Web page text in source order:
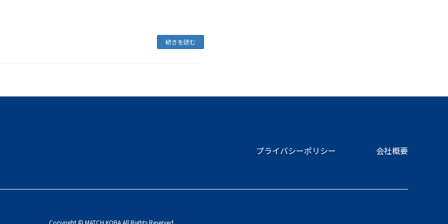
続きを読む
プライバシーポリシー 会社概要